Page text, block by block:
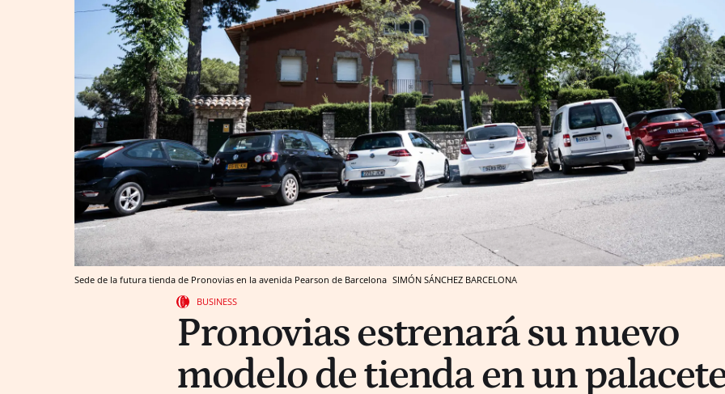
Sede de la futura tienda de Pronovias en la avenida Pearson de Barcelona SIMÓN SÁNCHEZ BARCELONA
BUSINESS
Pronovias estrenará su nuevo
modelo de tienda en un